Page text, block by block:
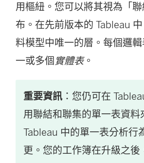
用樞紐。您可以將其視為「
布。在先前版本的 Tableau
料模型中唯一的層。每個邏
一或多個 實體表。
重要資訊 ：您仍可在
用聯結和聯集的單一表資料
Tableau 中的單一表分析行
更。您的工作簿在升級之後